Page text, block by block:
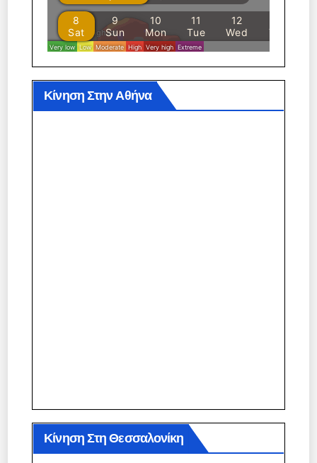
Κίνηση Στην Αθήνα
Κίνηση Στη Θεσσαλονίκη